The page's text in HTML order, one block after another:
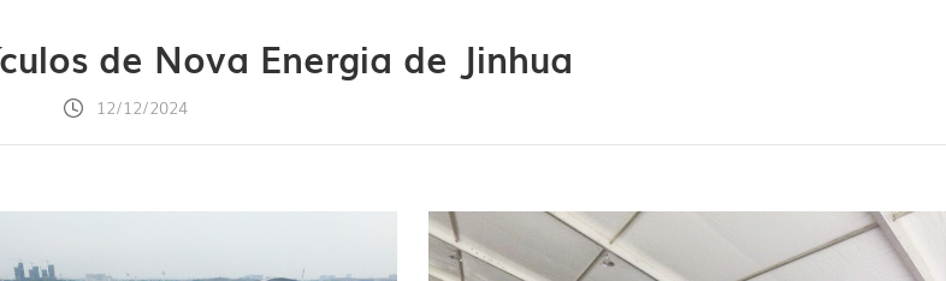
de Nova Energia de Jinhua
12/12/2024